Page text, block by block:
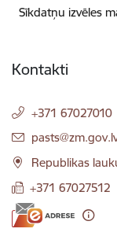
Sīkdatņu izvēles
Kontakti
+371 67027010
E-pasts:
Republikas
+371 67027512